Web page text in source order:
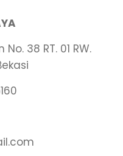
38 RT. 01 RW.